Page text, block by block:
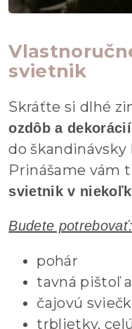
svietnik
Skráťte si dlhé
ozdôb a dekorácií
do
Prinášame vám
svietnik v
Budete potrebovať:
pohár
tavná pištoľ
čajovú
trblietky,